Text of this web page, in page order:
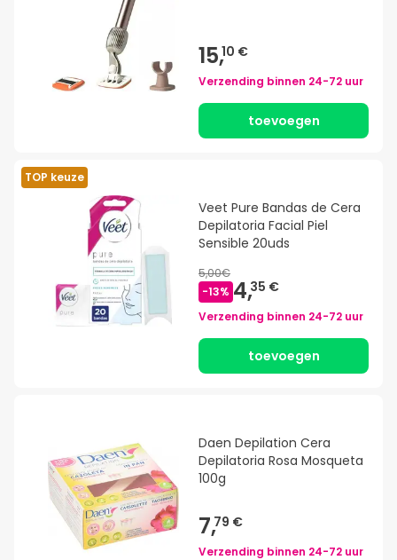
15,10 €
Verzending binnen 24-72 uur
toevoegen
TOP keuze
Veet Pure Bandas de Cera
Depilatoria Facial Piel
Sensible 20uds
5,00€
-13% 4,35 €
Verzending binnen 24-72 uur
toevoegen
Daen Depilation Cera
Depilatoria Rosa Mosqueta
100g
7,79 €
Verzending binnen 24-72 uur